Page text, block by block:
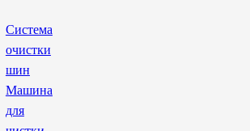
Система
очистки
шин
Машина
для